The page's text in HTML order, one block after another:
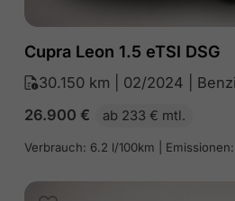
Cupra Leon 1.5 eTSI DSG
30.150 km | 02/2024 |
26.900 € ab 233 € mtl.
Verbrauch: 6.2 l/100km | Emissionen: